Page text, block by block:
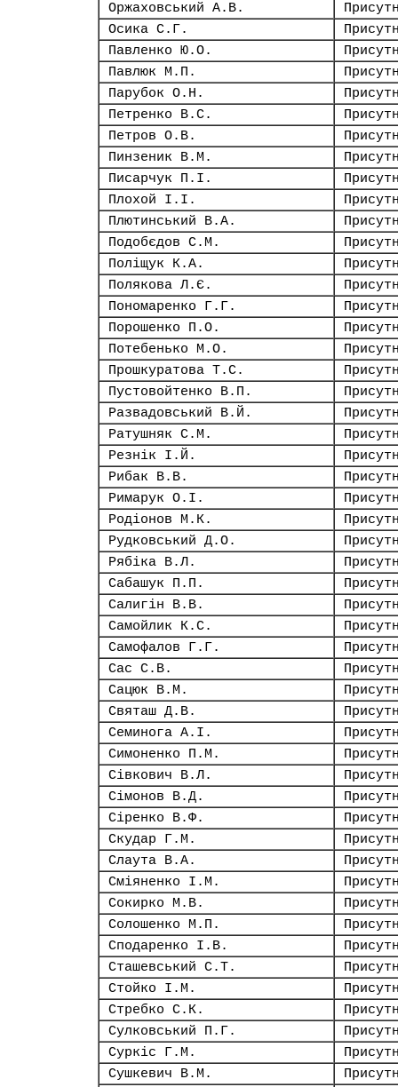
Оржаховський А.В.
Осика С.Г.
Павленко Ю.О.
Павлюк М.П.
Парубок О.Н.
Петренко В.С.
Петров О.В.
Пинзеник В.М.
Писарчук П.І.
Плохой І.І.
Плютинський В.А.
Подобєдов С.М.
Поліщук К.А.
Полякова Л.Є.
Пономаренко Г.Г.
Порошенко П.О.
Потебенько М.О.
Прошкуратова Т.С.
Пустовойтенко В.П.
Развадовський В.Й.
Ратушняк С.М.
Резнік І.Й.
Рибак В.В.
Римарук О.І.
Родіонов М.К.
Рудковський Д.О.
Рябіка В.Л.
Сабашук П.П.
Салигін В.В.
Самойлик К.С.
Самофалов Г.Г.
Сас С.В.
Сацюк В.М.
Святаш Д.В.
Семинога А.І.
Симоненко П.М.
Сівкович В.Л.
Сімонов В.Д.
Сіренко В.Ф.
Скудар Г.М.
Слаута В.А.
Сміяненко І.М.
Сокирко М.В.
Солошенко М.П.
Сподаренко І.В.
Сташевський С.Т.
Стойко І.М.
Стребко С.К.
Сулковський П.Г.
Суркіс Г.М.
Сушкевич В.М.